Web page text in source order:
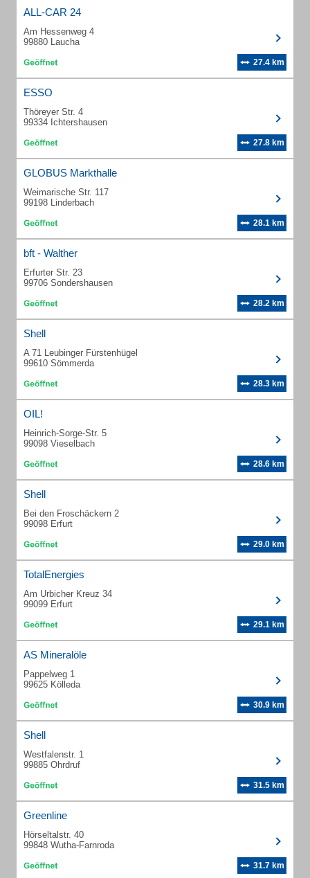
ALL-CAR 24
Am Hessenweg 4
99880 Laucha
27.4 km
ESSO
Thöreyer Str. 4
99334 Ichtershausen
27.8 km
GLOBUS Markthalle
Weimarische Str. 117
99198 Linderbach
28.1 km
bft - Walther
Erfurter Str. 23
99706 Sondershausen
28.2 km
Shell
A 71 Leubinger Fürstenhügel
99610 Sömmerda
28.3 km
OIL!
Heinrich-Sorge-Str. 5
99098 Vieselbach
28.6 km
Shell
Bei den Froschäckern 2
99098 Erfurt
29.0 km
TotalEnergies
Am Urbicher Kreuz 34
99099 Erfurt
29.1 km
AS Mineralöle
Pappelweg 1
99625 Kölleda
30.9 km
Shell
Westfalenstr. 1
99885 Ohrdruf
31.5 km
Greenline
Hörseltalstr. 40
99848 Wutha-Farnroda
31.7 km